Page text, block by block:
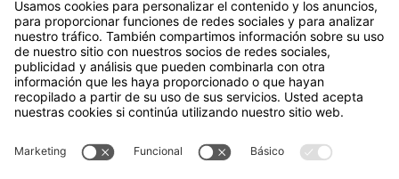
A cerca de Hubtex
Acerca de HUBTEX Solutions Spain
Sostenibilidad
Sucursales